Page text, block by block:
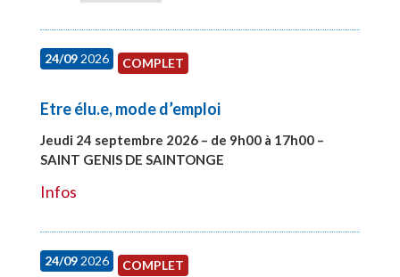
24/092026 COMPLET
Etre élu.e, mode d’emploi
Jeudi 24 septembre 2026 – de 9h00 à 17h00 –
SAINT GENIS DE SAINTONGE
Infos
24/092026 COMPLET